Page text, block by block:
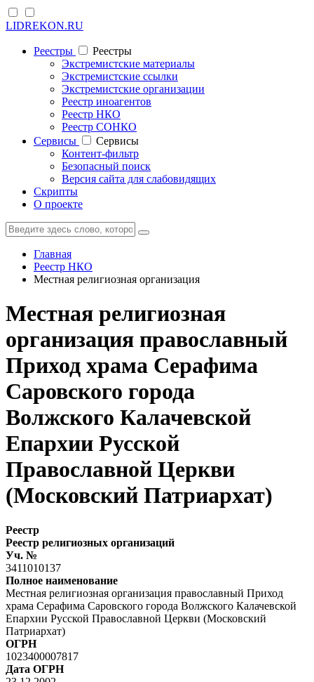
LIDREKON.RU
Реестры
Реестры
Экстремистские материалы
Экстремистские ссылки
Экстремистские организации
Реестр иноагентов
Реестр НКО
Реестр СОНКО
Cервисы
Cервисы
Контент-фильтр
Безопасный поиск
Версия сайта для слабовидящих
Скрипты
О проекте
Главная
Реестр НКО
Местная религиозная организация
Местная религиозная
организация православный
Приход храма Серафима
Саровского города
Волжского Калачевской
Епархии Русской
Православной Церкви
(Московский Патриархат)
Реестр
Реестр религиозных организаций
Уч. №
3411010137
Полное наименование
Местная религиозная организация православный Приход
храма Серафима Саровского города Волжского Калачевской
Епархии Русской Православной Церкви (Московский
Патриархат)
ОГРН
1023400007817
Дата ОГРН